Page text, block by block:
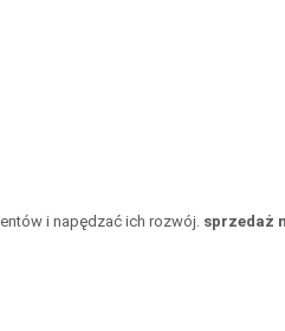
i napędzać ich rozwój. sprzedaż